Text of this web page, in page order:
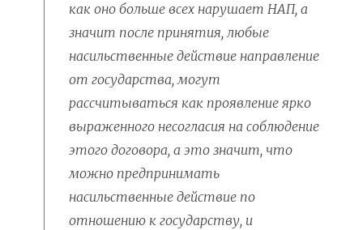
как оно больше всех нарушает НАП, а
значит после принятия, любые
насильственные действие направление
от государства, могут
рассчитываться как проявление ярко
выраженного несогласия на соблюдение
этого договора, а это значит, что
можно предпринимать
насильственные действие по
отношению к государству, и